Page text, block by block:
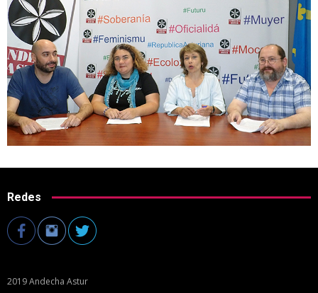
Redes
2019 Andecha Astur